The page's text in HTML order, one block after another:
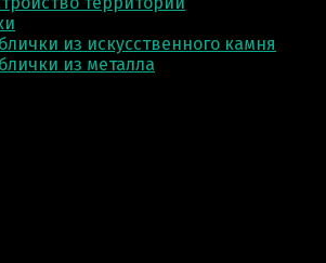
из искусственного камня
из металла